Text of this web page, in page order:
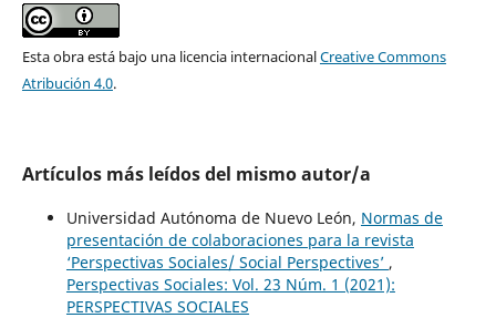
Esta obra está bajo una licencia internacionalCreative Commons
Atribución 4.0.
Artículos más leídos del mismo autor/a
Universidad Autónoma de Nuevo León, Normas de
presentación de colaboraciones para la revista
‘Perspectivas Sociales/ Social Perspectives’ ,
Perspectivas Sociales: Vol. 23 Núm. 1 (2021):
PERSPECTIVAS SOCIALES